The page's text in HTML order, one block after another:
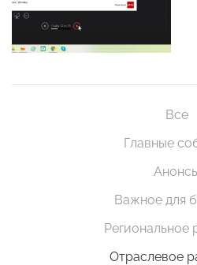
Все
Главные
Важное для
Региональное
Отраслевое